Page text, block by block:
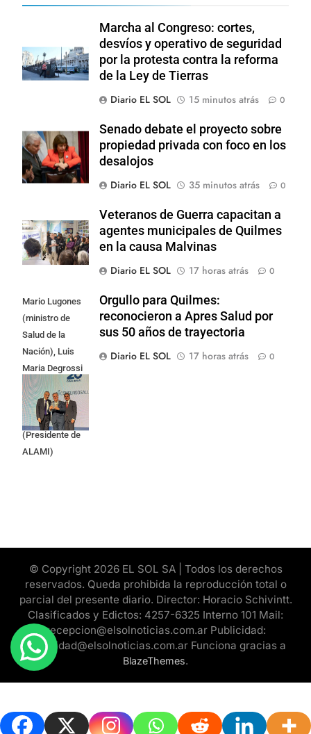
Marcha al Congreso: cortes,
desvíos y operativo de seguridad
por la protesta contra la reforma
de la Ley de Tierras
Diario EL SOL
15 minutos atrás 0
Senado debate el proyecto sobre
propiedad privada con foco en los
desalojos
Diario EL SOL
35 minutos atrás 0
Veteranos de Guerra capacitan a
agentes municipales de Quilmes
en la causa Malvinas
Diario EL SOL
17 horas atrás 0
Mario Lugones
(ministro de
Salud de la
Nación), Luis
Maria Degrossi
(Presidente de
Apres Salud) y
Cristian Mazza
(Presidente de
ALAMI)
Orgullo para Quilmes:
reconocieron a Apres Salud por
sus 50 años de trayectoria
Diario EL SOL
17 horas atrás 0
© Copyright 2026 EL SOL SA | Todos los derechos
reservados. Queda prohibida la reproducción total o
parcial del presente diario. Director: Horacio Schivintt.
Clasificados y Edictos: 4257-6325 Interno 101 Mail:
recepcion@elsolnoticias.com.ar Publicidad:
publicidad@elsolnoticias.com.ar Funciona gracias a
BlazeThemes.